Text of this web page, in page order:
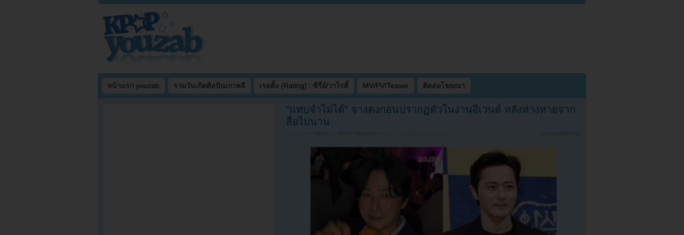
หน้าแรก youzab รวมวันเกิดศิลปินเกาหลี เรตติ้ง (Rating) : ซีรี่ย์/วาไรตี้ MV/PV/Teaser ติดต่อโฆษณา
“แทบจำไม่ได้” จางดงกอนปรากฏตัวในงานอีเวนต์ หลังห่างหายจาก
สื่อไปนาน
NEWS KPOP YOUZAB NO COMMENTS